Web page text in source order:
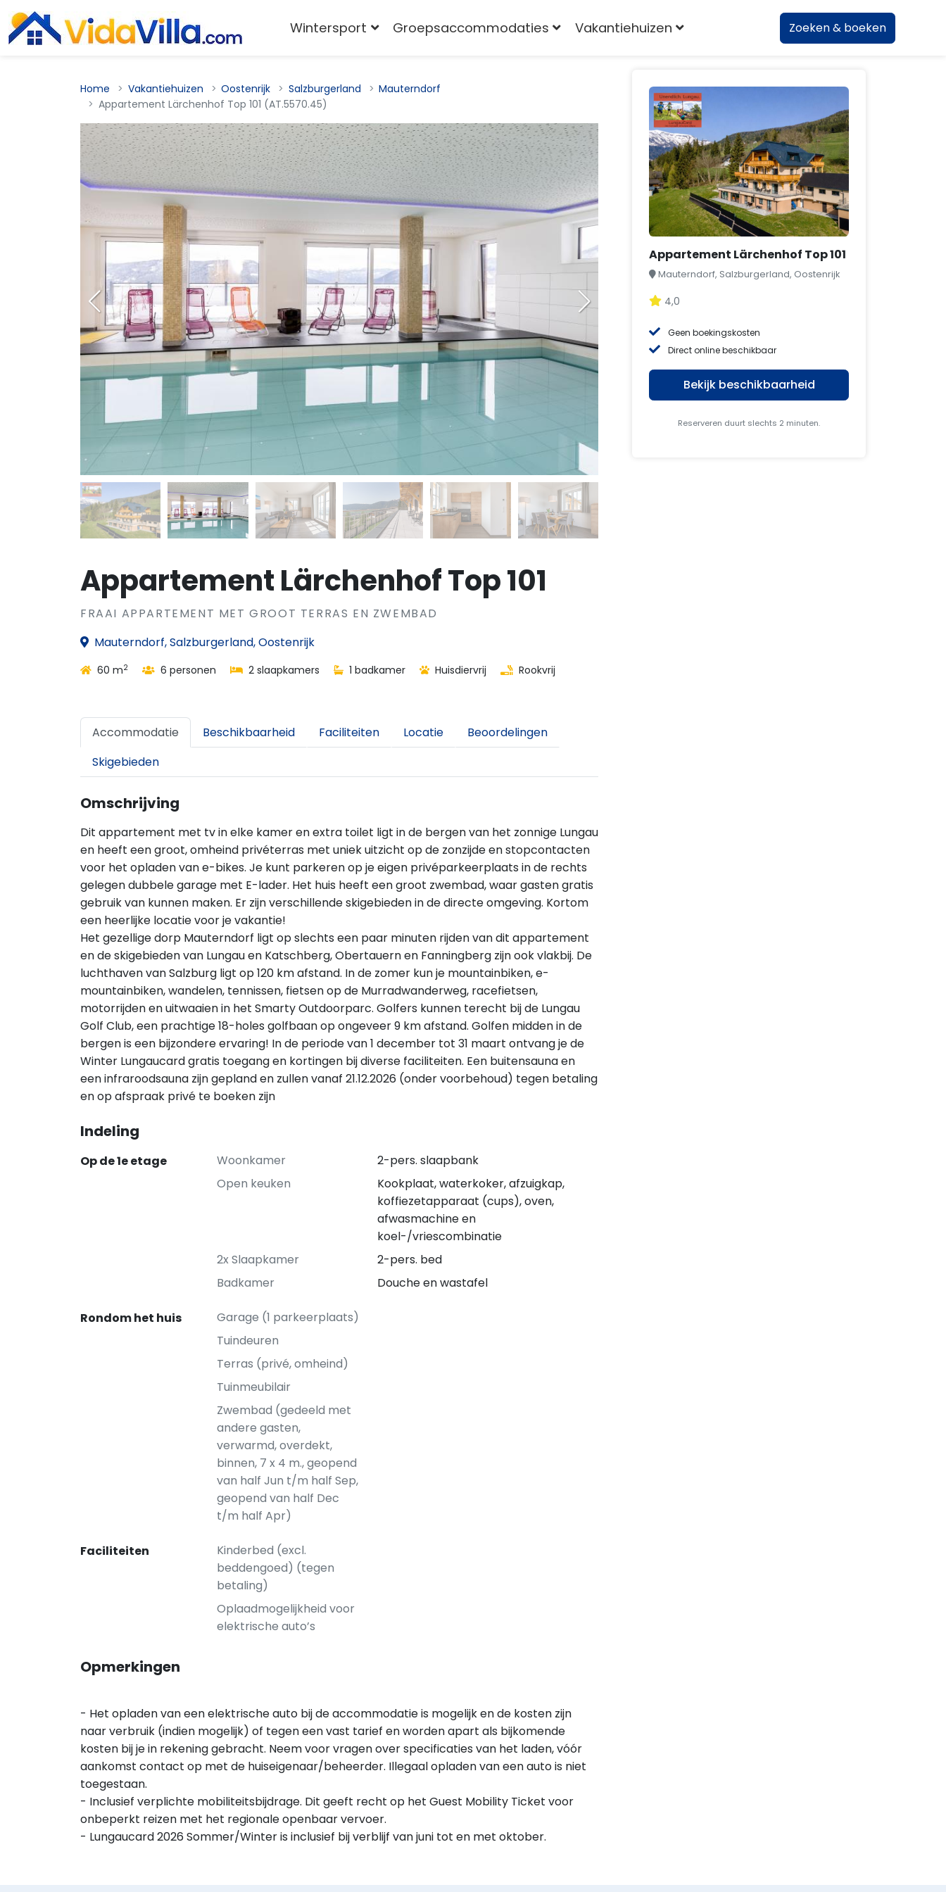
Home Vakantiehuizen Oostenrijk Salzburgerland
Mauterndorf
Appartement Lärchenhof Top 101 (AT.5570.45)
Appartement Lärchenhof Top 101
FRAAI APPARTEMENT MET GROOT TERRAS EN ZWEMBAD
Mauterndorf, Salzburgerland, Oostenrijk
60 m2 6 personen 2 slaapkamers 1 badkamer Huisdiervrij Rookvrij
Accommodatie Beschikbaarheid Faciliteiten Locatie
Beoordelingen
Skigebieden
Omschrijving
Dit appartement met tv in elke kamer en extra toilet ligt in de bergen van het zonnige Lungau
en heeft een groot, omheind privéterras met uniek uitzicht op de zonzijde en stopcontacten
voor het opladen van e-bikes. Je kunt parkeren op je eigen privéparkeerplaats in de rechts
gelegen dubbele garage met E-lader. Het huis heeft een groot zwembad, waar gasten gratis
gebruik van kunnen maken. Er zijn verschillende skigebieden in de directe omgeving. Kortom
een heerlijke locatie voor je vakantie!
Het gezellige dorp Mauterndorf ligt op slechts een paar minuten rijden van dit appartement
en de skigebieden van Lungau en Katschberg, Obertauern en Fanningberg zijn ook vlakbij. De
luchthaven van Salzburg ligt op 120 km afstand. In de zomer kun je mountainbiken, e-
mountainbiken, wandelen, tennissen, fietsen op de Murradwanderweg, racefietsen,
motorrijden en uitwaaien in het Smarty Outdoorparc. Golfers kunnen terecht bij de Lungau
Golf Club, een prachtige 18-holes golfbaan op ongeveer 9 km afstand. Golfen midden in de
bergen is een bijzondere ervaring! In de periode van 1 december tot 31 maart ontvang je de
Winter Lungaucard gratis toegang en kortingen bij diverse faciliteiten. Een buitensauna en
een infraroodsauna zijn gepland en zullen vanaf 21.12.2026 (onder voorbehoud) tegen betaling
en op afspraak privé te boeken zijn
Indeling
Op de 1e etage Woonkamer
2-pers. slaapbank
Open keuken
Kookplaat, waterkoker, afzuigkap,
koffiezetapparaat (cups), oven,
afwasmachine en
koel-/vriescombinatie
2x Slaapkamer
2-pers. bed
Badkamer
Douche en wastafel
Rondom het huis
Garage (1 parkeerplaats)
Tuindeuren
Terras (privé, omheind)
Tuinmeubilair
Zwembad (gedeeld met
andere gasten,
verwarmd, overdekt,
binnen, 7 x 4 m., geopend
van half Jun t/m half Sep,
geopend van half Dec
t/m half Apr)
Faciliteiten
Kinderbed (excl.
beddengoed) (tegen
betaling)
Oplaadmogelijkheid voor
elektrische auto’s
Opmerkingen
- Het opladen van een elektrische auto bij de accommodatie is mogelijk en de kosten zijn
naar verbruik (indien mogelijk) of tegen een vast tarief en worden apart als bijkomende
kosten bij je in rekening gebracht. Neem voor vragen over specificaties van het laden, vóór
aankomst contact op met de huiseigenaar/beheerder. Illegaal opladen van een auto is niet
toegestaan.
- Inclusief verplichte mobiliteitsbijdrage. Dit geeft recht op het Guest Mobility Ticket voor
onbeperkt reizen met het regionale openbaar vervoer.
- Lungaucard 2026 Sommer/Winter is inclusief bij verblijf van juni tot en met oktober.
Appartement Lärchenhof Top 101
Mauterndorf, Salzburgerland, Oostenrijk
4,0
Geen boekingskosten
Direct online beschikbaar
Bekijk beschikbaarheid
Reserveren duurt slechts 2 minuten.
Wintersport Groepsaccommodaties Vakantiehuizen Zoeken & boeken